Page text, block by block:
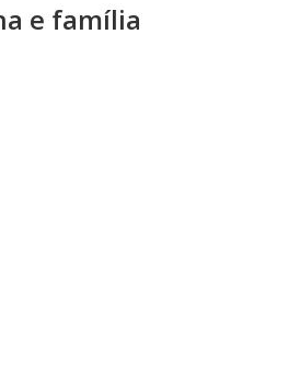
e família